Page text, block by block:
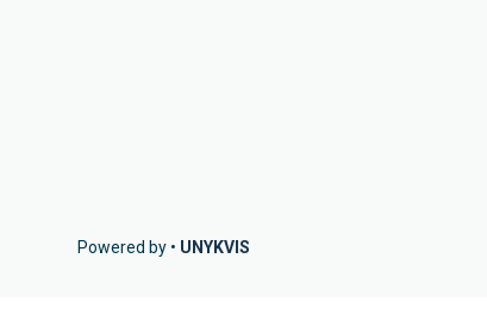
Powered by • UNYKVIS